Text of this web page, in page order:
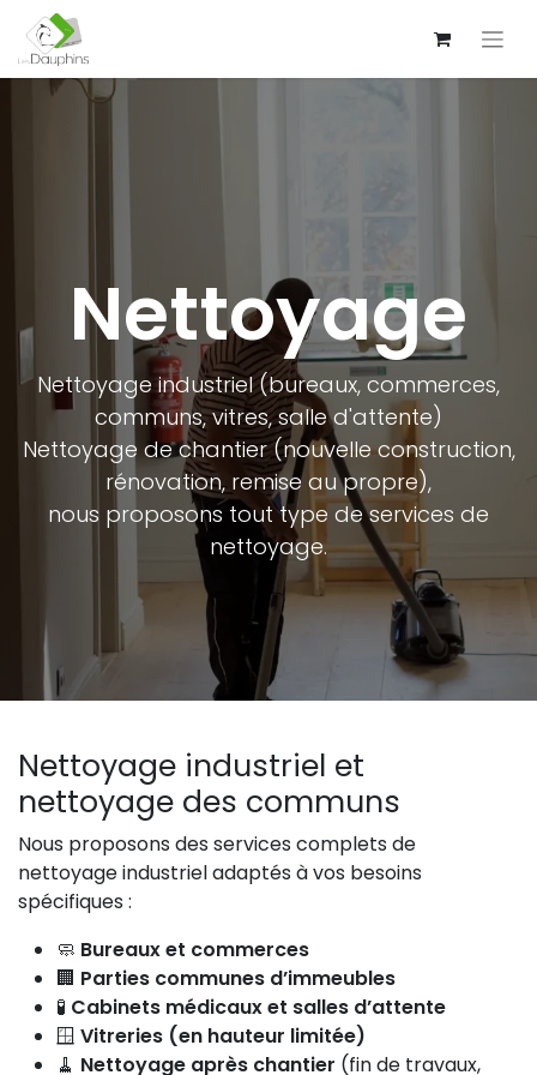
Nettoyage
Nettoyage industriel (bureaux, commerces,
communs, vitres, salle d'attente)
Nettoyage de chantier (nouvelle construction,
rénovation, remise au propre),
nous proposons tout type de services de
nettoyage.
Nettoyage industriel et
nettoyage des communs
Nous proposons des services complets de
nettoyage industriel adaptés à vos besoins
spécifiques :
🧼 Bureaux et commerces
🏢 Parties communes d’immeubles
🧪 Cabinets médicaux et salles d’attente
🪟 Vitreries (en hauteur limitée)
🧹 Nettoyage après chantier (fin de travaux,